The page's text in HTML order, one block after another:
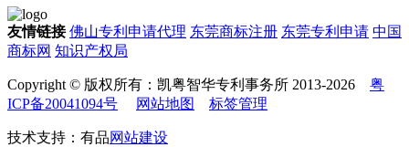
友情链接 佛山专利申请代理 东莞商标注册 东莞专利申请 中国
商标网 知识产权局
Copyright © 版权所有：凯粤智华专利事务所 2013-2026 粤
ICP备20041094号
网站地图 标签管理
技术支持：有品网站建设